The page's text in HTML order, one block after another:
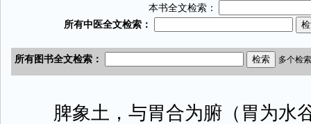
本书全文检索：
脾象土，与胃合为腑（胃为水